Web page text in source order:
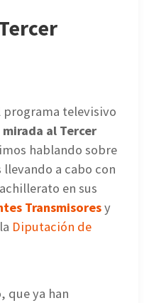
televisivo
mirada al Tercer
hablando sobre
a cabo con
en sus
Transmisoresy
Diputación de
que ya han